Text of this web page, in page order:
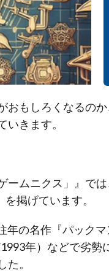
もしろくなるの
きます。
ムニクス」』で
掲げています。
年の名作『パック
年）などで劣勢
。